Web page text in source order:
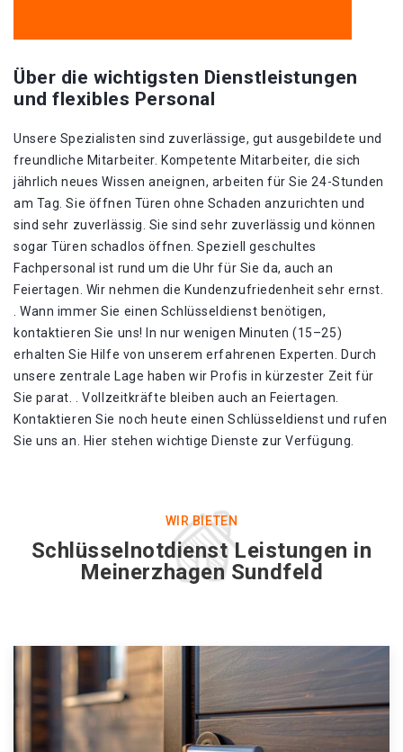
Über die wichtigsten Dienstleistungen
und flexibles Personal
Unsere Spezialisten sind zuverlässige, gut ausgebildete und
freundliche Mitarbeiter. Kompetente Mitarbeiter, die sich
jährlich neues Wissen aneignen, arbeiten für Sie 24-Stunden
am Tag. Sie öffnen Türen ohne Schaden anzurichten und
sind sehr zuverlässig. Sie sind sehr zuverlässig und können
sogar Türen schadlos öffnen. Speziell geschultes
Fachpersonal ist rund um die Uhr für Sie da, auch an
Feiertagen. Wir nehmen die Kundenzufriedenheit sehr ernst.
. Wann immer Sie einen Schlüsseldienst benötigen,
kontaktieren Sie uns! In nur wenigen Minuten (15–25)
erhalten Sie Hilfe von unserem erfahrenen Experten. Durch
unsere zentrale Lage haben wir Profis in kürzester Zeit für
Sie parat. . Vollzeitkräfte bleiben auch an Feiertagen.
Kontaktieren Sie noch heute einen Schlüsseldienst und rufen
Sie uns an. Hier stehen wichtige Dienste zur Verfügung.
WIR BIETEN
Schlüsselnotdienst Leistungen in
Meinerzhagen Sundfeld